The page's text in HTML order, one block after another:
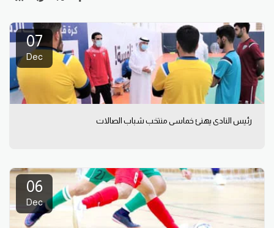
07
Dec
رئيس النادي يهنئ خماسي منتخب شباب الصالات
06
Dec